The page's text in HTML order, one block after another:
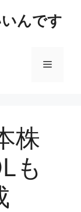
んです
メ
株
も